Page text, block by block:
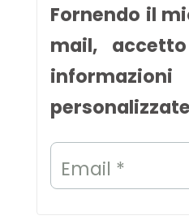
Fornendo il
mail,
informazioni
Email *